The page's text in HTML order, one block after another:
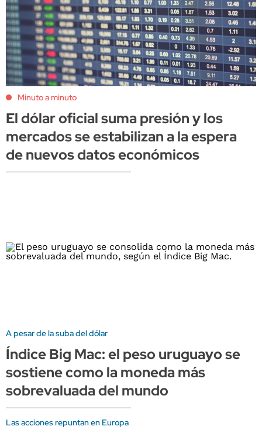
Minuto a minuto
El dólar oficial suma presión y los
mercados se estabilizan a la espera
de nuevos datos económicos
A pesar de la suba del dólar
Índice Big Mac: el peso uruguayo se
sostiene como la moneda más
sobrevaluada del mundo
Las acciones repuntan en Europa